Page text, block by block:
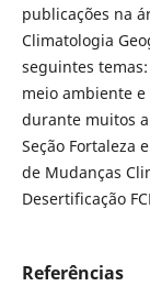
publicações na
Climatologia
seguintes
meio ambiente
durante muitos
Seção Fortaleza
de Mudanças
Desertificação
Referências